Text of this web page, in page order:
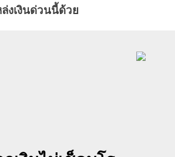
งเงินด่วนนี้ด้วย